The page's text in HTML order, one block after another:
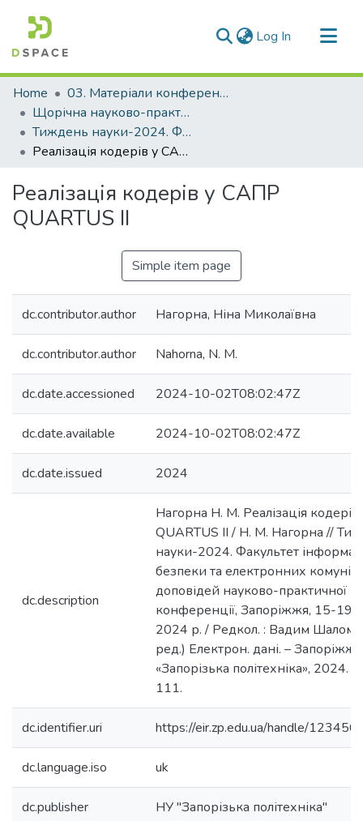
Log In (current)
Communities & Collections
All of DSpace
Statistics
Home
03. Матеріали конференцій та семінарів
Щорічна науково-практична конференція «Тиждень науки»
Тиждень науки-2024. Факультет інформаційної безпеки та електронних комунікацій
Реалізація кодерів у САПР QUARTUS II
Реалізація кодерів у САПР
QUARTUS II
Simple item page
dc.contributor.author Нагорна, Ніна Миколаївна
dc.contributor.author Nahorna, N. M.
dc.date.accessioned 2024-10-02T08:02:47Z
dc.date.available 2024-10-02T08:02:47Z
dc.date.issued 2024
dc.description
Нагорна Н. М. Реалізація
QUARTUS II / Н. М. Нагорна //
науки-2024. Факультет
безпеки та електронних
доповідей науково-практичної
конференції, Запоріжжя, 15-19
2024 р. / Редкол. : Вадим
ред.) Електрон. дані. –
«Запорізька політехніка», 2024.
111.
dc.identifier.uri https://eir.zp.edu.ua/handle/
dc.language.iso uk
dc.publisher НУ "Запорізька політехніка"